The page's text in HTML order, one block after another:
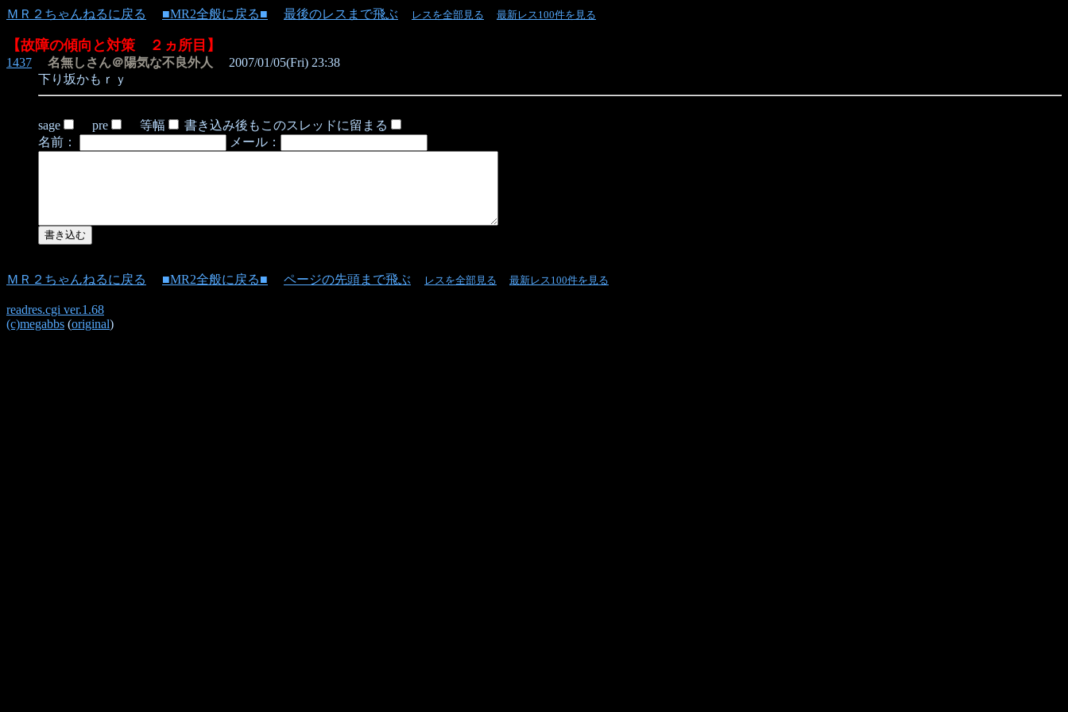
ＭＲ２ちゃんねるに戻る ■MR2全般に戻る■ 最後のレスまで飛ぶ レスを全部見る 最新レス100件を見る
【故障の傾向と対策 ２ヵ所目】
1437 名無しさん＠陽気な不良外人
2007/01/05(Fri) 23:38
下り坂かもｒｙ
sage pre 等幅
書き込み後もこのスレッドに留まる
名前：
メール：
ＭＲ２ちゃんねるに戻る ■MR2全般に戻る■ ページの先頭まで飛ぶ レスを全部見る 最新レス100件を見る
readres.cgi ver.1.68
(c)megabbs (original)